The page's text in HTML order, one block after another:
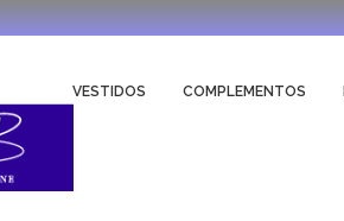
VESTIDOS COMPLEMENTOS